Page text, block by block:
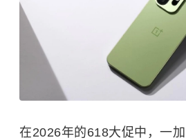
在2026年的618大促中，一